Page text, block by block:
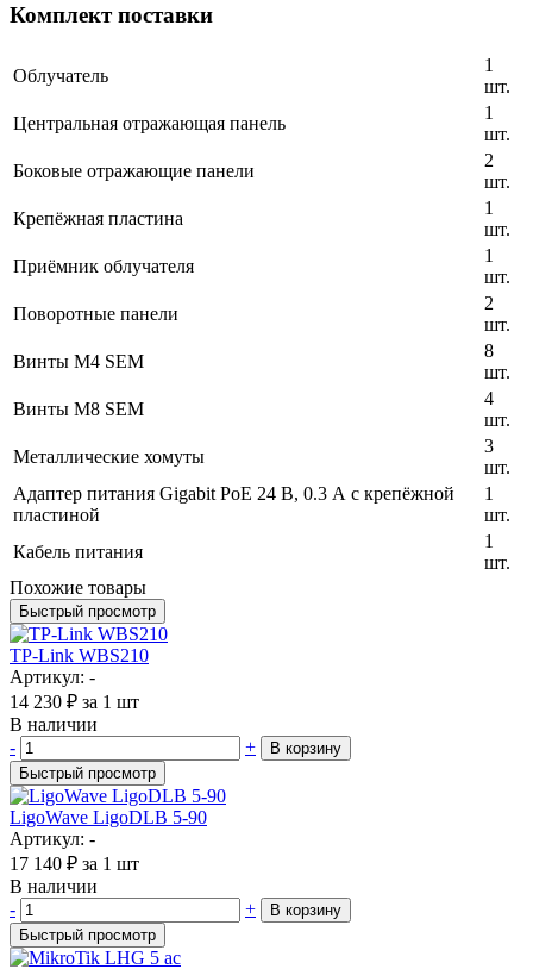
Комплект поставки
Облучатель
1
шт.
Центральная отражающая панель
1
шт.
Боковые отражающие панели
2
шт.
Крепёжная пластина
1
шт.
Приёмник облучателя
1
шт.
Поворотные панели
2
шт.
Винты M4 SEM
8
шт.
Винты M8 SEM
4
шт.
Металлические хомуты
3
шт.
Адаптер питания Gigabit PoE 24 В, 0.3 А с крепёжной
пластиной
1
шт.
Кабель питания
1
шт.
Похожие товары
Быстрый просмотр
TP-Link WBS210
Артикул: -
14 230 ₽ за 1 шт
В наличии
-
+
В корзину
Быстрый просмотр
LigoWave LigoDLB 5-90
Артикул: -
17 140 ₽ за 1 шт
В наличии
-
+
В корзину
Быстрый просмотр